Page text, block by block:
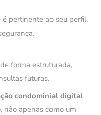
é pertinente ao seu perfil,
forma estruturada,
futuras.
condominial digital
não apenas como um